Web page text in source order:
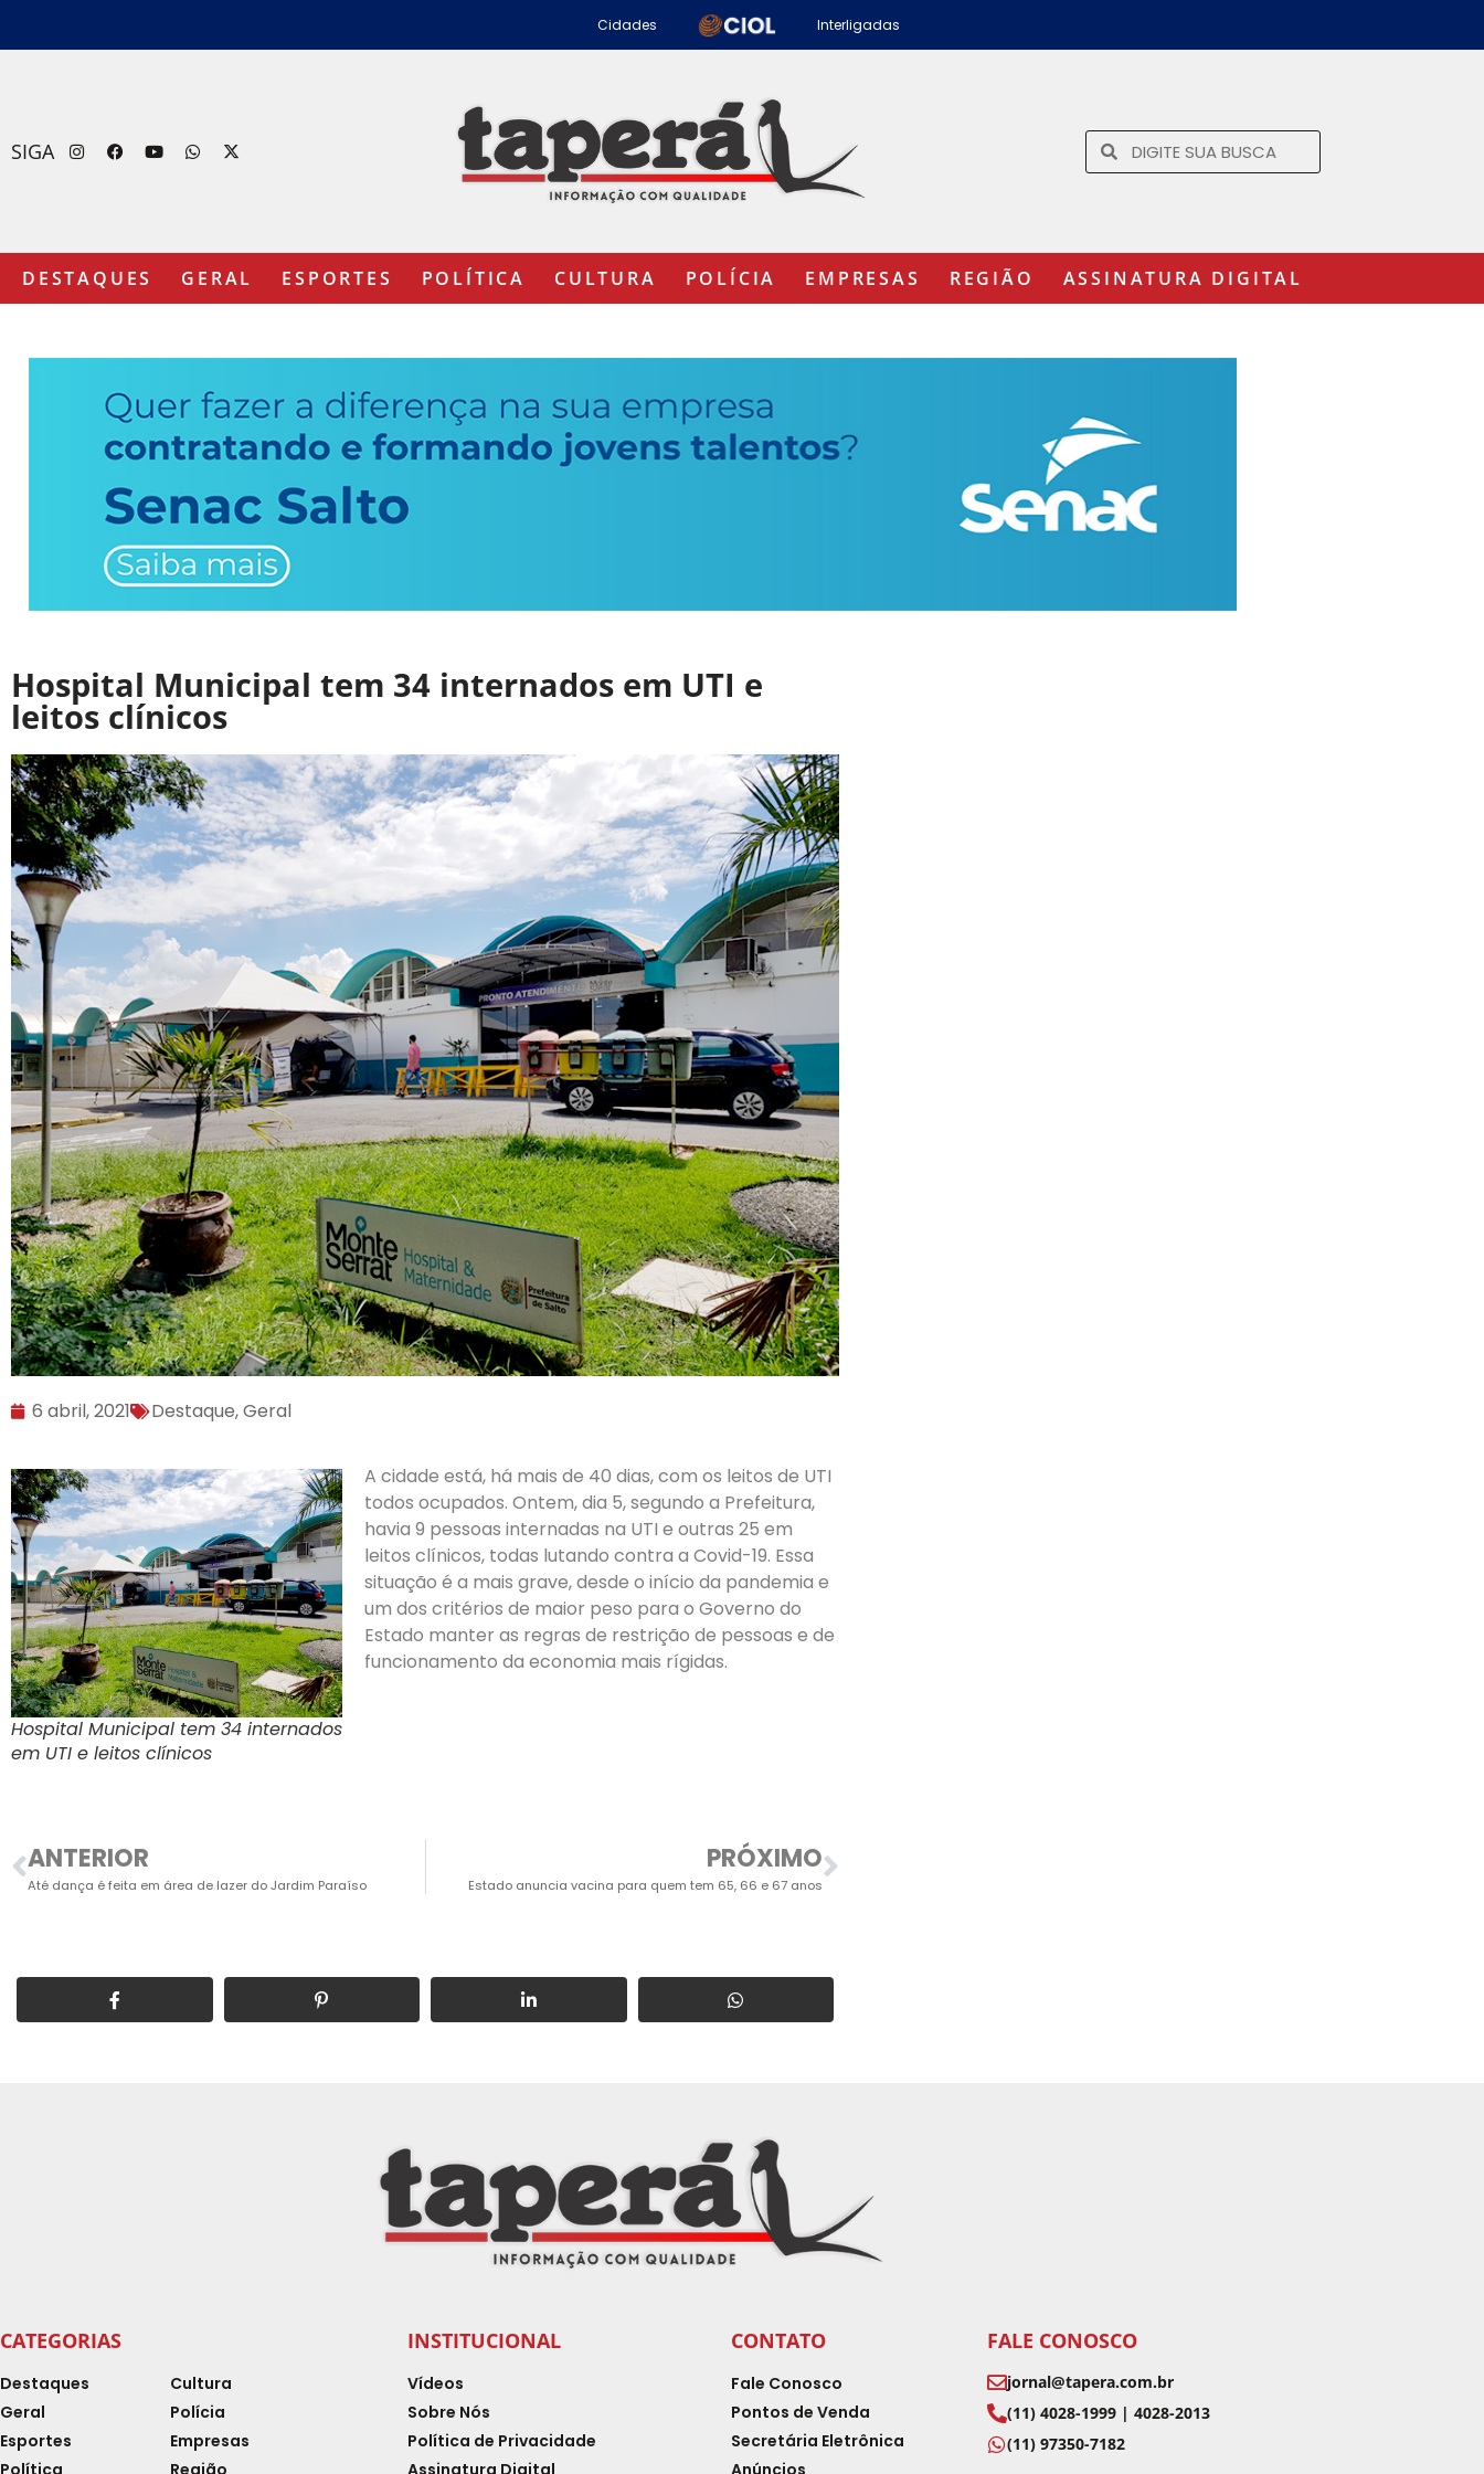
Cidades Interligadas
SIGA
DESTAQUES GERAL ESPORTES POLÍTICA CULTURA POLÍCIA EMPRESAS REGIÃO ASSINATURA DIGITAL
Hospital Municipal tem 34 internados em UTI e
leitos clínicos
6 abril, 2021 Destaque,Geral
Hospital Municipal tem 34 internados
em UTI e leitos clínicos
A cidade está, há mais de 40 dias, com os leitos de UTI
todos ocupados. Ontem, dia 5, segundo a Prefeitura,
havia 9 pessoas internadas na UTI e outras 25 em
leitos clínicos, todas lutando contra a Covid-19. Essa
situação é a mais grave, desde o início da pandemia e
um dos critérios de maior peso para o Governo do
Estado manter as regras de restrição de pessoas e de
funcionamento da economia mais rígidas.
ANTERIOR
Até dança é feita em área de lazer do Jardim Paraíso
PRÓXIMO
Estado anuncia vacina para quem tem 65, 66 e 67 anos
CATEGORIAS
Destaques
Geral
Esportes
Política
Cultura
Polícia
Empresas
Região
INSTITUCIONAL
Vídeos
Sobre Nós
Política de Privacidade
Assinatura Digital
CONTATO
Fale Conosco
Pontos de Venda
Secretária Eletrônica
Anúncios
FALE CONOSCO
jornal@tapera.com.br
(11) 4028-1999 | 4028-2013
(11) 97350-7182